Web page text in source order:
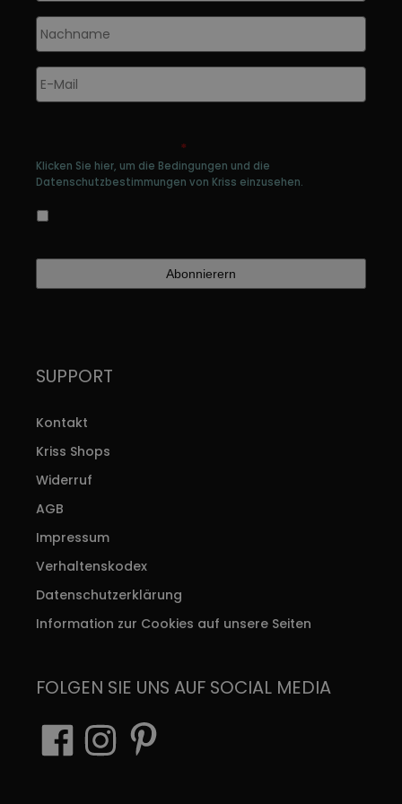
der
Produktseite
gewählt
werden
Nachname
E-
Mail *
*
Klicken Sie hier, um die Bedingungen und die
Datenschutzbestimmungen von Kriss einzusehen.
SUPPORT
Kontakt
Kriss Shops
Widerruf
AGB
Impressum
Verhaltenskodex
Datenschutzerklärung
Information zur Cookies auf unsere Seiten
FOLGEN SIE UNS AUF SOCIAL MEDIA